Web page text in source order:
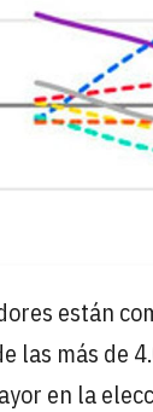
están
las más de
en la